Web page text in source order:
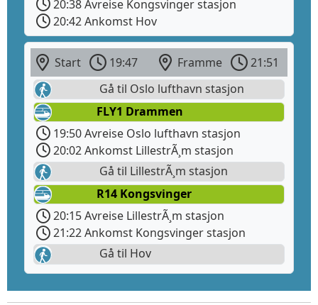
20:38 Avreise Kongsvinger stasjon
20:42 Ankomst Hov
Start 19:47 Framme
21:51
Gå til Oslo lufthavn stasjon
FLY1 Drammen
19:50 Avreise Oslo lufthavn stasjon
20:02 Ankomst LillestrÃ¸m stasjon
Gå til LillestrÃ¸m stasjon
R14 Kongsvinger
20:15 Avreise LillestrÃ¸m stasjon
21:22 Ankomst Kongsvinger stasjon
Gå til Hov